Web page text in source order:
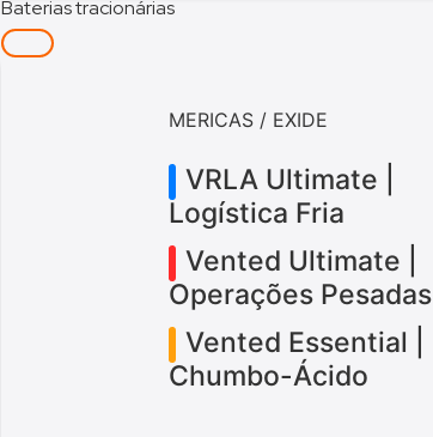
Baterias tracionárias
MERICAS / EXIDE
VRLA Ultimate |
Logística Fria
Vented Ultimate |
Operações Pesadas
Vented Essential |
Chumbo-Ácido